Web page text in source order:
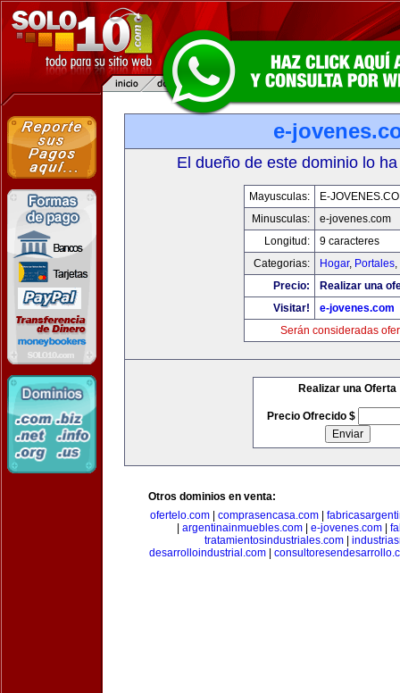
e-
El dueño de este dominio lo
Mayusculas:
E-
Minusculas:
e-jovenes.com
Longitud:
9 caracteres
Categorias:
Hogar, Portales,
Precio:
Realizar una
Visitar!
e-jovenes.com
Serán consideradas
Realizar una Oferta
Precio Ofrecido $
Otros dominios en venta:
ofertelo.com| comprasencasa.com|
argentinainmuebles.com| e-jovenes.com|
tratamientosindustriales.com
desarrolloindustrial.com|